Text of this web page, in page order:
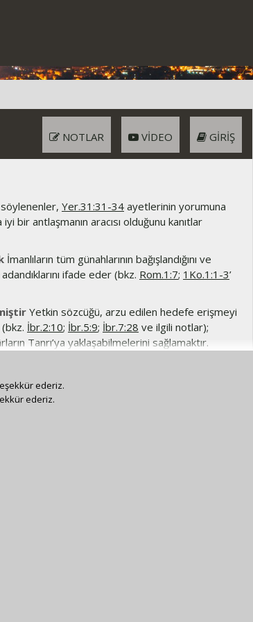
GIRIŞ
VIDEO
NOTLAR
Yer.31:31-34 ayetlerinin yorumuna
bir antlaşmanın aracısı olduğunu kanıtlar
İmanlıların tüm günahlarının bağışlandığını ve
ifade eder (bkz. Rom.1:7; 1Ko.1:1-3’
Yetkin sözcüğü, arzu edilen hedefe erişmeyi
İbr.2:10; İbr.5:9; İbr.7:28 ve ilgili notlar);
Tanrı’ya yaklaşabilmelerini sağlamaktır.
ederiz.
ederiz.